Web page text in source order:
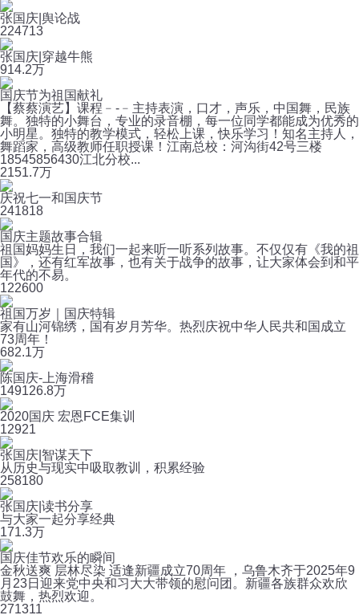
张国庆|舆论战
224713
张国庆|穿越牛熊
914.2万
国庆节为祖国献礼
【蔡蔡演艺】课程﹣-﹣主持表演，口才，声乐，中国舞，民族
舞。独特的小舞台，专业的录音棚，每一位同学都能成为优秀的
小明星。独特的教学模式，轻松上课，快乐学习！知名主持人，
舞蹈家，高级教师任职授课！江南总校：河沟街42号三楼
18545856430江北分校...
2151.7万
庆祝七一和国庆节
241818
国庆主题故事合辑
祖国妈妈生日，我们一起来听一听系列故事。不仅仅有《我的祖
国》，还有红军故事，也有关于战争的故事，让大家体会到和平
年代的不易。
122600
祖国万岁｜国庆特辑
家有山河锦绣，国有岁月芳华。热烈庆祝中华人民共和国成立
73周年！
682.1万
陈国庆-上海滑稽
149126.8万
2020国庆 宏恩FCE集训
12921
张国庆|智谋天下
从历史与现实中吸取教训，积累经验
258180
张国庆|读书分享
与大家一起分享经典
171.3万
国庆佳节欢乐的瞬间
金秋送爽 层林尽染 适逢新疆成立70周年 ，乌鲁木齐于2025年9
月23日迎来党中央和习大大带领的慰问团。新疆各族群众欢欣
鼓舞，热烈欢迎。
271311